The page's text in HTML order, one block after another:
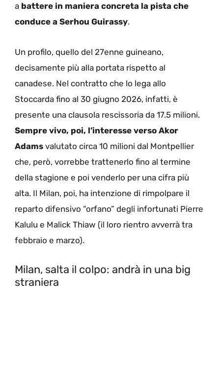
a battere in maniera concreta la pista che
conduce a Serhou Guirassy.
Un profilo, quello del 27enne guineano,
decisamente più alla portata rispetto al
canadese. Nel contratto che lo lega allo
Stoccarda fino al 30 giugno 2026, infatti, è
presente una clausola rescissoria da 17.5 milioni.
Sempre vivo, poi, l’interesse verso Akor
Adams valutato circa 10 milioni dal Montpellier
che, però, vorrebbe trattenerlo fino al termine
della stagione e poi venderlo per una cifra più
alta. Il Milan, poi, ha intenzione di rimpolpare il
reparto difensivo “orfano” degli infortunati Pierre
Kalulu e Malick Thiaw (il loro rientro avverrà tra
febbraio e marzo).
Milan, salta il colpo: andrà in una big
straniera